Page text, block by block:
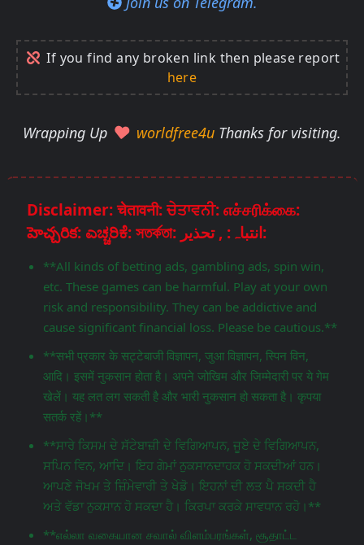
If you find any broken link then please report
here
Wrapping Up worldfree4u Thanks for visiting.
Disclaimer: चेतावनी: ਚੇਤਾਵਨੀ: எச்சரிக்கை:
హెచ్చరిక: ಎಚ್ಚರಿಕೆ: সতর্কতা: انتباہ: , تحذير:
**All kinds of betting ads, gambling ads, spin win,
etc. These games can be harmful. Play at your own
risk and responsibility. They can be addictive and
cause significant financial loss. Please be cautious.**
**सभी प्रकार के सट्टेबाजी विज्ञापन, जुआ विज्ञापन, स्पिन विन,
आदि। इसमें नुकसान होता है। अपने जोखिम और जिम्मेदारी पर ये गेम
खेलें। यह लत लग सकती है और भारी नुकसान हो सकता है। कृपया
सतर्क रहें।**
**ਸਾਰੇ ਕਿਸਮ ਦੇ ਸੱਟੇਬਾਜ਼ੀ ਦੇ ਵਿਗਿਆਪਨ, ਜੂਏ ਦੇ ਵਿਗਿਆਪਨ,
ਸਪਿਨ ਵਿਨ, ਆਦਿ। ਇਹ ਗੇਮਾਂ ਨੁਕਸਾਨਦਾਹਕ ਹੋ ਸਕਦੀਆਂ ਹਨ।
ਆਪਣੇ ਜੋਖਮ ਤੇ ਜ਼ਿੰਮੇਵਾਰੀ ਤੇ ਖੇਡੋ। ਇਹਨਾਂ ਦੀ ਲਤ ਪੈ ਸਕਦੀ ਹੈ
ਅਤੇ ਵੱਡਾ ਨੁਕਸਾਨ ਹੋ ਸਕਦਾ ਹੈ। ਕਿਰਪਾ ਕਰਕੇ ਸਾਵਧਾਨ ਰਹੋ।**
**எல்லா வகையான சவால் விளம்பரங்கள், சூதாட்ட